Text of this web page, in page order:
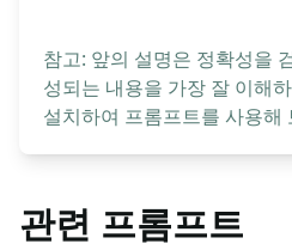
참고: 앞의 설명은 정확성을
성되는 내용을 가장 잘 이해
설치하여 프롬프트를 사용해
관련 프롬프트